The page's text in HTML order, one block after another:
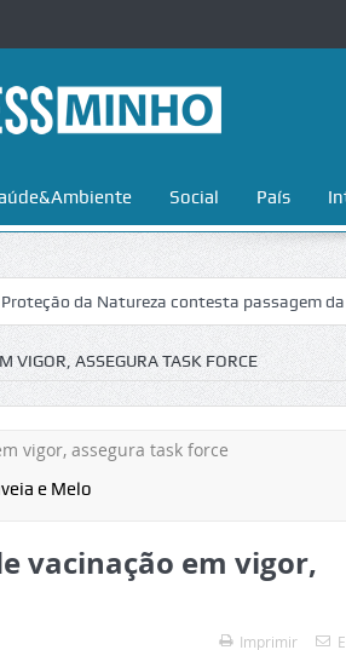
Social País
da Natureza contesta passagem da Volta a
VIGOR, ASSEGURA TASK FORCE
e Melo
vacinação em vigor,
Imprimir